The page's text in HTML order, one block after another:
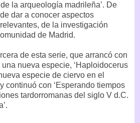
la arqueología madrileña’. De
dar a conocer aspectos
de la investigación
de Madrid.
de esta serie, que arrancó con
nueva especie, ‘Haploidocerus
especie de ciervo en el
continuó con ‘Esperando tiempos
tardorromanas del siglo V d.C.